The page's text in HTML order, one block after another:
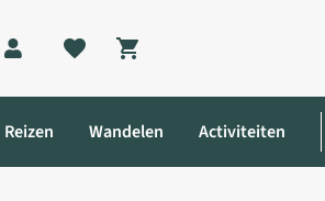
Shopping cart
Reizen Wandelen Activiteiten